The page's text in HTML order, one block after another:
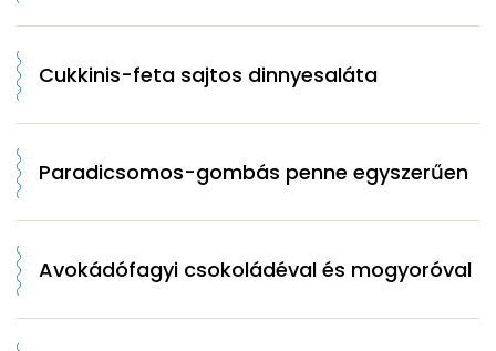
Cukkinis-feta sajtos dinnyesaláta
Paradicsomos-gombás penne egyszerűen
Avokádófagyi csokoládéval és mogyoróval